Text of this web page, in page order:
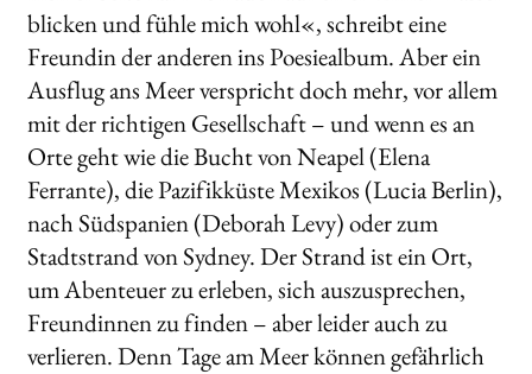
blicken und fühle mich wohl«, schreibt eine
Freundin der anderen ins Poesiealbum. Aber ein
Ausflug ans Meer verspricht doch mehr, vor allem
mit der richtigen Gesellschaft – und wenn es an
Orte geht wie die Bucht von Neapel (Elena
Ferrante), die Pazifikküste Mexikos (Lucia Berlin),
nach Südspanien (Deborah Levy) oder zum
Stadtstrand von Sydney. Der Strand ist ein Ort,
um Abenteuer zu erleben, sich auszusprechen,
Freundinnen zu finden – aber leider auch zu
verlieren. Denn Tage am Meer können gefährlich